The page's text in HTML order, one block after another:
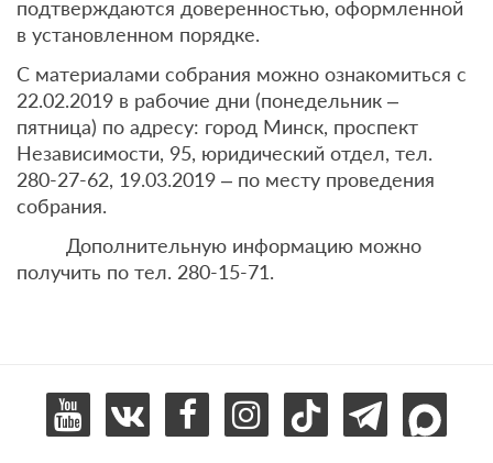
подтверждаются доверенностью, оформленной
в установленном порядке.
С материалами собрания можно ознакомиться с
22.02.2019 в рабочие дни (понедельник –
пятница) по адресу: город Минск, проспект
Независимости, 95, юридический отдел, тел.
280-27-62, 19.03.2019 – по месту проведения
собрания.
Дополнительную информацию можно
получить по тел. 280-15-71.